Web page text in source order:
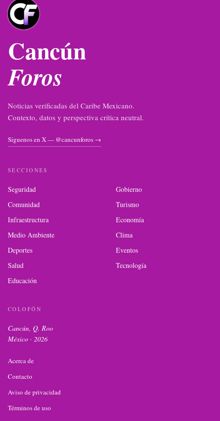
Cancún
Foros
Noticias verificadas del Caribe Mexicano.
Contexto, datos y perspectiva crítica neutral.
Síguenos en X — @cancunforos →
SECCIONES
Seguridad
Gobierno
Comunidad
Turismo
Infraestructura
Economía
Medio Ambiente
Clima
Deportes
Eventos
Salud
Tecnología
Educación
COLOFÓN
Cancún, Q. Roo
México · 2026
Acerca de
Contacto
Aviso de privacidad
Términos de uso